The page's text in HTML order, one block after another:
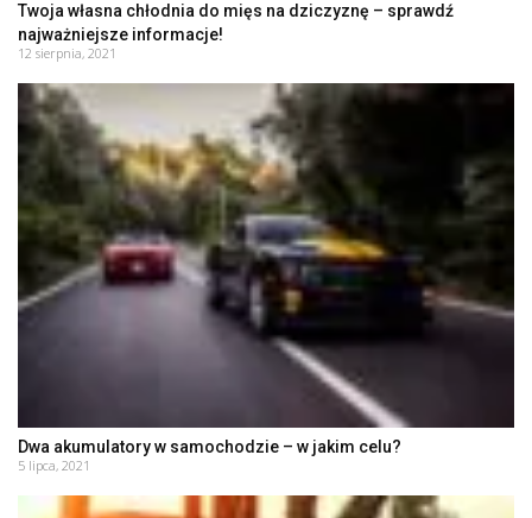
Twoja własna chłodnia do mięs na dziczyznę – sprawdź
najważniejsze informacje!
12 sierpnia, 2021
Dwa akumulatory w samochodzie – w jakim celu?
5 lipca, 2021